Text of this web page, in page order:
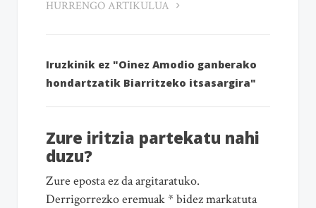
HURRENGO ARTIKULUA
Iruzkinik ez "Oinez Amodio ganberako
hondartzatik Biarritzeko itsasargira"
Zure iritzia partekatu nahi
duzu?
Zure eposta ez da argitaratuko.
Derrigorrezko eremuak * bidez markatuta